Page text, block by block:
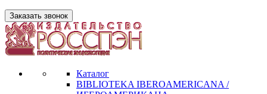
Заказать звонок
Каталог
BIBLIOTEKA IBEROAMERICANA /